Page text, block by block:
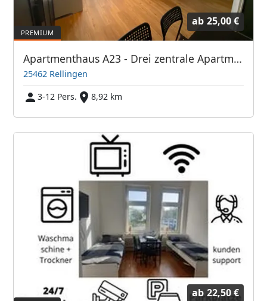
ab 25,00 €
Apartmenthaus A23 - Drei zentrale Apartments mit guter Verkehrsanbindung. WaMa. Parkplatz. etc.
25462 Rellingen
3-12 Pers.
8,92 km
ab 22,50 €